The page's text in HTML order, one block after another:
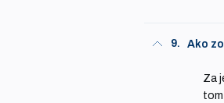
9. Ako
Za